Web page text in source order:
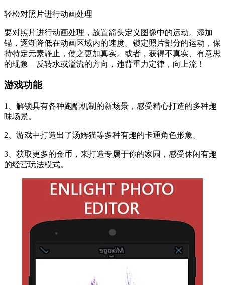
轻松对照片进行动画处理
要对照片进行动画处理，放置箭头定义图像中的运动。添加
锚，逐渐降低在动画区域内的速度。锁定照片部分的运动，保
持特定元素静止，使之更加真实。或者，获得不真实、有意思
的现象 – 反转水或溢流的方向，违背重力定律，向上流！
游戏功能
1、解锁具有各种跑酷机制的新场景，感受精心打造的多种趣
味场景。
2、游戏中打造出了汤姆猫等多种有趣的卡通角色形象。
3、获取更多的金币，来打造专属于你的家园，感受休闲有趣
的经营玩法模式。